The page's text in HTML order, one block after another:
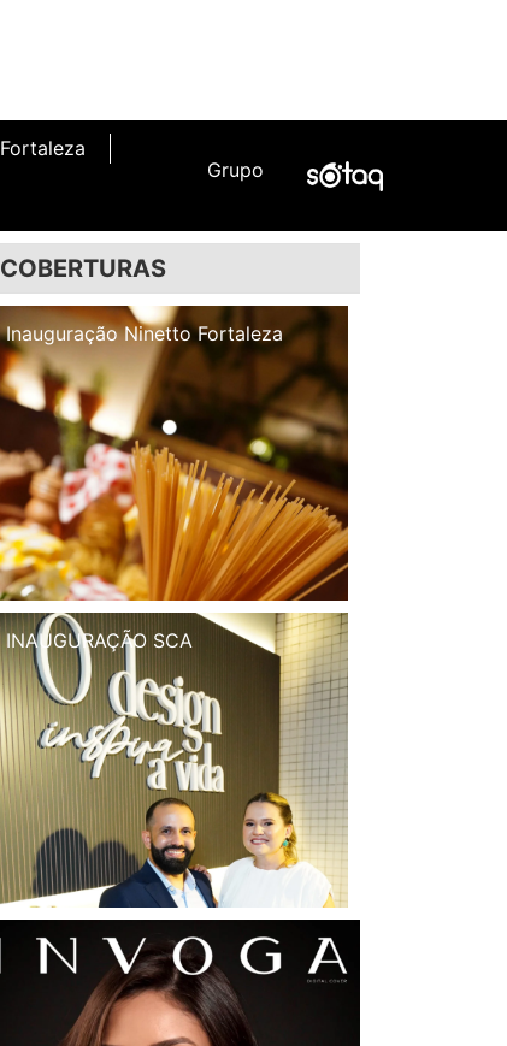
Fortaleza
Grupo
COBERTURAS
Inauguração Illa Café
INAUGURAÇÃO SCA